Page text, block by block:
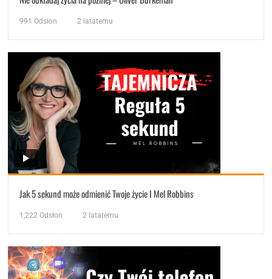
991 Odsłon 2 latatemu
Jak 5 sekund może odmienić Twoje życie I Mel Robbins
1,222 Odsłon 2 latatemu